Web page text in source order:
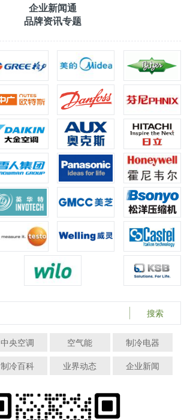
企业新闻通
品牌资讯专题
搜索
中央空调 空气能
制冷电器
制冷百科 业界动态 企业新闻